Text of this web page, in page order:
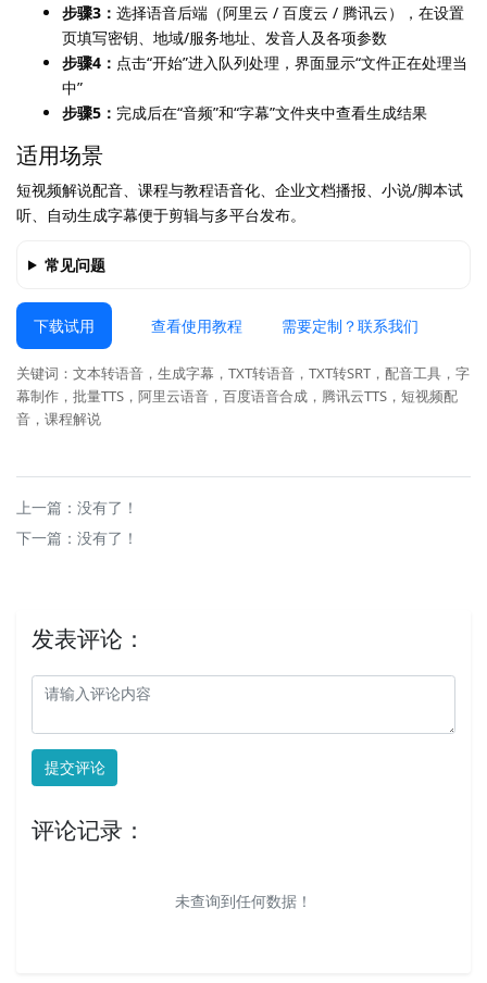
步骤3： 选择语音后端（阿里云 / 百度云 / 腾讯云），在设置
页填写密钥、地域/服务地址、发音人及各项参数
步骤4： 点击“开始”进入队列处理，界面显示“文件正在处理当
中”
步骤5： 完成后在“音频”和“字幕”文件夹中查看生成结果
适用场景
短视频解说配音、课程与教程语音化、企业文档播报、小说/脚本试
听、自动生成字幕便于剪辑与多平台发布。
常见问题
下载试用 查看使用教程 需要定制？联系我们
关键词：文本转语音，生成字幕，TXT转语音，TXT转SRT，配音工具，字
幕制作，批量TTS，阿里云语音，百度语音合成，腾讯云TTS，短视频配
音，课程解说
上一篇：没有了！
下一篇：没有了！
发表评论：
提交评论
评论记录：
未查询到任何数据！